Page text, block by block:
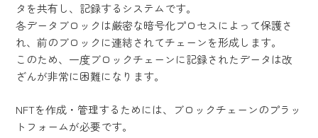
タを共有し、記録するシステムです。
各データブロックは厳密な暗号化プロセスによって保護さ
れ、前のブロックに連結されてチェーンを形成します。
このため、一度ブロックチェーンに記録されたデータは改
ざんが非常に困難になります。
NFTを作成・管理するためには、ブロックチェーンのプラッ
トフォームが必要です。